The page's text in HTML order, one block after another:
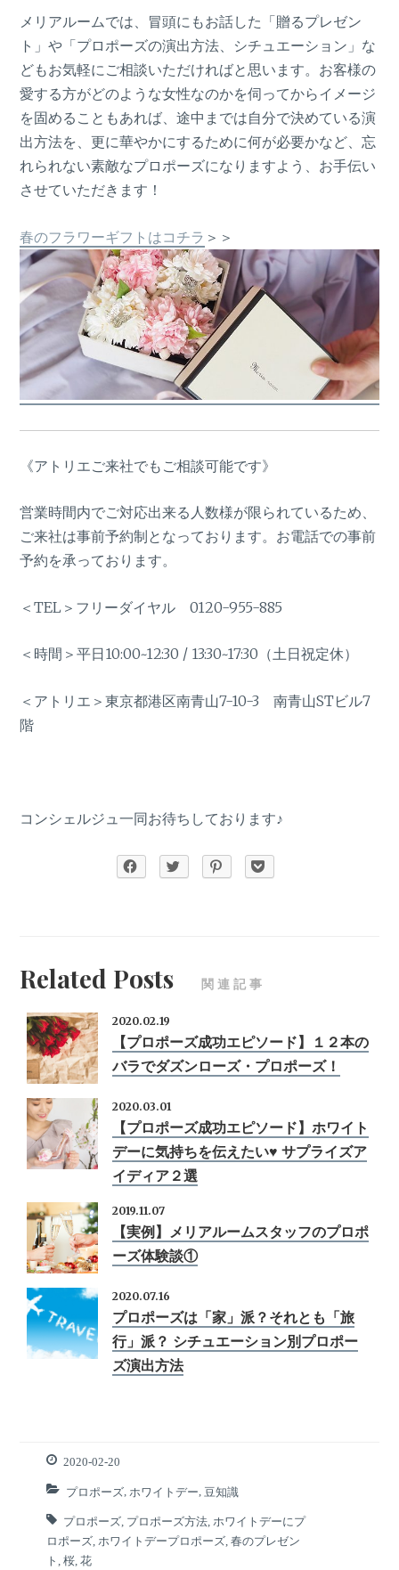
メリアルームでは、冒頭にもお話した「贈るプレゼン
ト」や「プロポーズの演出方法、シチュエーション」な
どもお気軽にご相談いただければと思います。お客様の
愛する方がどのような女性なのかを伺ってからイメージ
を固めることもあれば、途中までは自分で決めている演
出方法を、更に華やかにするために何が必要かなど、忘
れられない素敵なプロポーズになりますよう、お手伝い
させていただきます！
春のフラワーギフトはコチラ ＞＞
《アトリエご来社でもご相談可能です》
営業時間内でご対応出来る人数様が限られているため、
ご来社は事前予約制となっております。お電話での事前
予約を承っております。
＜TEL＞フリーダイヤル 0120-955-885
＜時間＞平日10:00~12:30 / 13:30~17:30（土日祝定休）
＜アトリエ＞東京都港区南青山7-10-3 南青山STビル7
階
コンシェルジュ一同お待ちしております♪
Related Posts 関連記事
2020.02.19
【プロポーズ成功エピソード】１２本の
バラでダズンローズ・プロポーズ！
2020.03.01
【プロポーズ成功エピソード】ホワイト
デーに気持ちを伝えたい♥ サプライズア
イディア２選
2019.11.07
【実例】メリアルームスタッフのプロポ
ーズ体験談①
2020.07.16
プロポーズは「家」派？それとも「旅
行」派？ シチュエーション別プロポー
ズ演出方法
2020-02-20
プロポーズ ホワイトデー 豆知識
プロポーズ プロポーズ方法 ホワイトデーにプ
ロポーズ ホワイトデープロポーズ ,春のプレゼン
ト
,桜 ,花